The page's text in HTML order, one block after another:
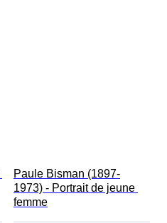
Paule Bisman (1897-
1973) - Portrait de jeune
femme